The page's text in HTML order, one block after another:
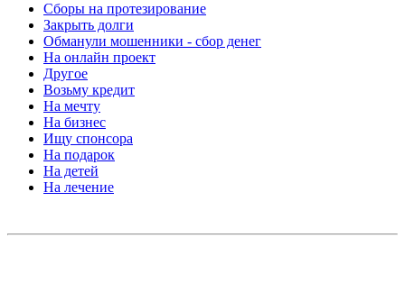
Сборы на протезирование
Закрыть долги
Обманули мошенники - сбор денег
На онлайн проект
Другое
Возьму кредит
На мечту
На бизнес
Ищу спонсора
На подарок
На детей
На лечение